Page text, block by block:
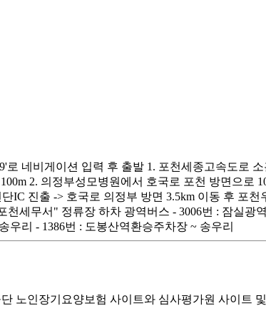
네비게이션 입력 후 출발 1. 포천세종고속도로
2. 의정부성모병원에서 호국로 포천 방면으
IC 진출 -> 호국로 의정부 방면 3.5km 이동 후 포
세무서" 정류장 하차 광역버스 - 3006번 : 잠실광
우리 - 1386번 : 도봉산역환승주차장 ~ 송우리
노인장기요양보험 사이트와 심사평가원 사이트